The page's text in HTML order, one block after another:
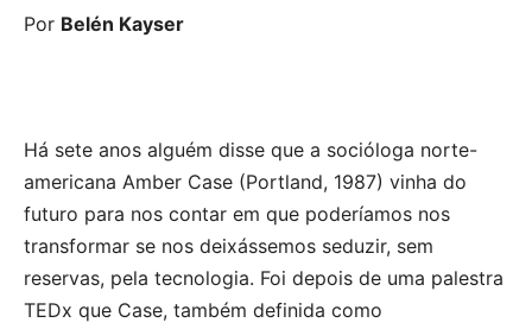
Por Belén Kayser
Há sete anos alguém disse que a socióloga norte-
americana Amber Case (Portland, 1987) vinha do
futuro para nos contar em que poderíamos nos
transformar se nos deixássemos seduzir, sem
reservas, pela tecnologia. Foi depois de uma palestra
TEDx que Case, também definida como